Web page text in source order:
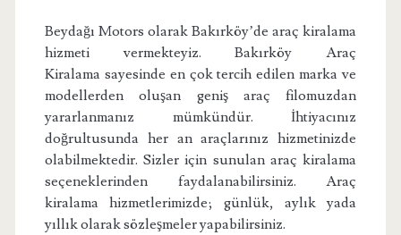
Beydağı Motors olarak Bakırköy’de araç kiralama
hizmeti vermekteyiz. Bakırköy Araç
Kiralama sayesinde en çok tercih edilen marka ve
modellerden oluşan geniş araç filomuzdan
yararlanmanız mümkündür. İhtiyacınız
doğrultusunda her an araçlarınız hizmetinizde
olabilmektedir. Sizler için sunulan araç kiralama
seçeneklerinden faydalanabilirsiniz. Araç
kiralama hizmetlerimizde; günlük, aylık yada
yıllık olarak sözleşmeler yapabilirsiniz.